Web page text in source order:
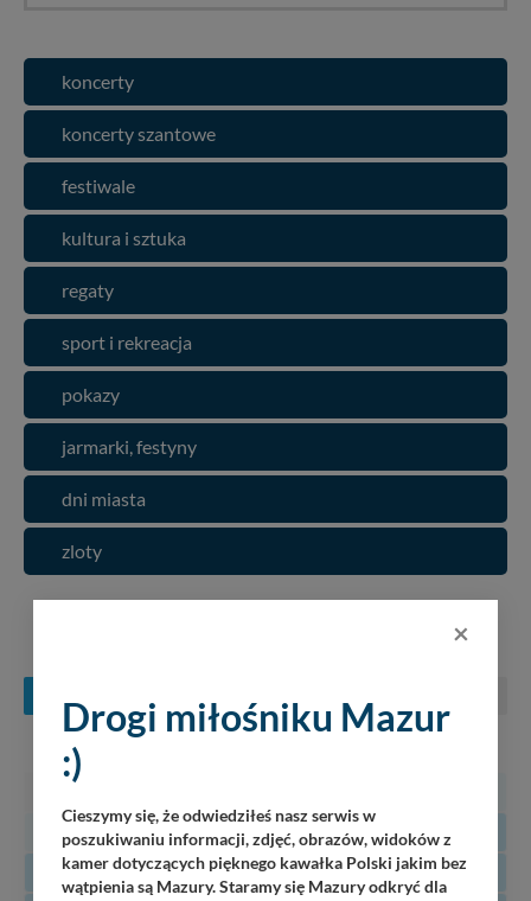
koncerty
koncerty szantowe
festiwale
kultura i sztuka
regaty
sport i rekreacja
pokazy
jarmarki, festyny
dni miasta
zloty
KONCERTY NA MAZURACH
3
4 5 6 7 8
10
11 12 13 14 15
16
×
Drogi miłośniku Mazur
:)
Cieszymy się, że odwiedziłeś nasz serwis w
poszukiwaniu informacji, zdjęć, obrazów, widoków z
kamer dotyczących pięknego kawałka Polski jakim bez
wątpienia są Mazury. Staramy się Mazury odkryć dla